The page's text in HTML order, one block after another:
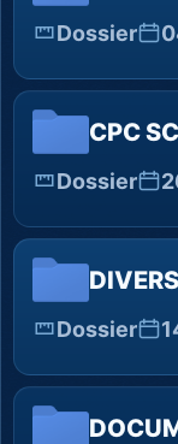
Dossier
CPC
Dossier
DIVERS
Dossier